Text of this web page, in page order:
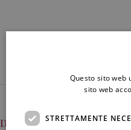
Redazione
Questo sito web
sito web
STRETTAMENTE